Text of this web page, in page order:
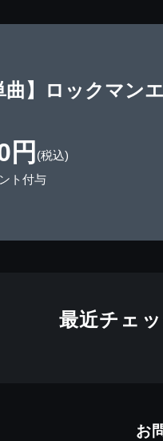
曲】ロックマン
円 (税込)
ト付与
最近チェ
お